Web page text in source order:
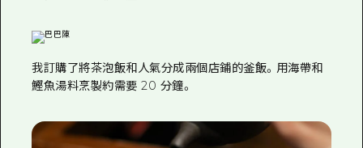
我訂購了將茶泡飯和人氣分成兩個店鋪的釜飯。用海帶和
鰹魚湯料烹製約需要 20 分鐘。